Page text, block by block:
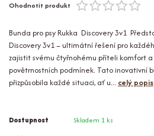
Ohodnotit produkt
Bunda pro psy Rukka Discovery 3v1
Discovery 3v1 – ultimátní řešení pro
zajistit svému čtyřnohému příteli komfort a
povětrnostních podmínek. Tato inovativní
přizpůsobila každé situaci, ať u... celý popis
Dostupnost Skladem 1 ks